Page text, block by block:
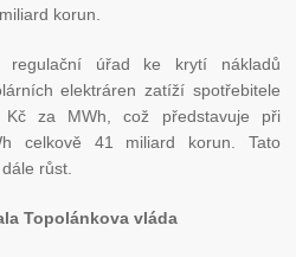
korun.
regulační úřad ke krytí nákladů
elektráren zatíží spotřebitele
za MWh, což představuje při
celkově 41 miliard korun. Tato
růst.
Topolánkova vláda